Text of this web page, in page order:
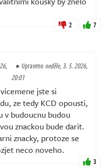
2 7
Upravenoneděle, 3. 5. 2026,
20:01
jste si
ze tedy KCD opousti,
v budoucnu budou
znackou bude darit.
znacky, protoze se
neco noveho.
3